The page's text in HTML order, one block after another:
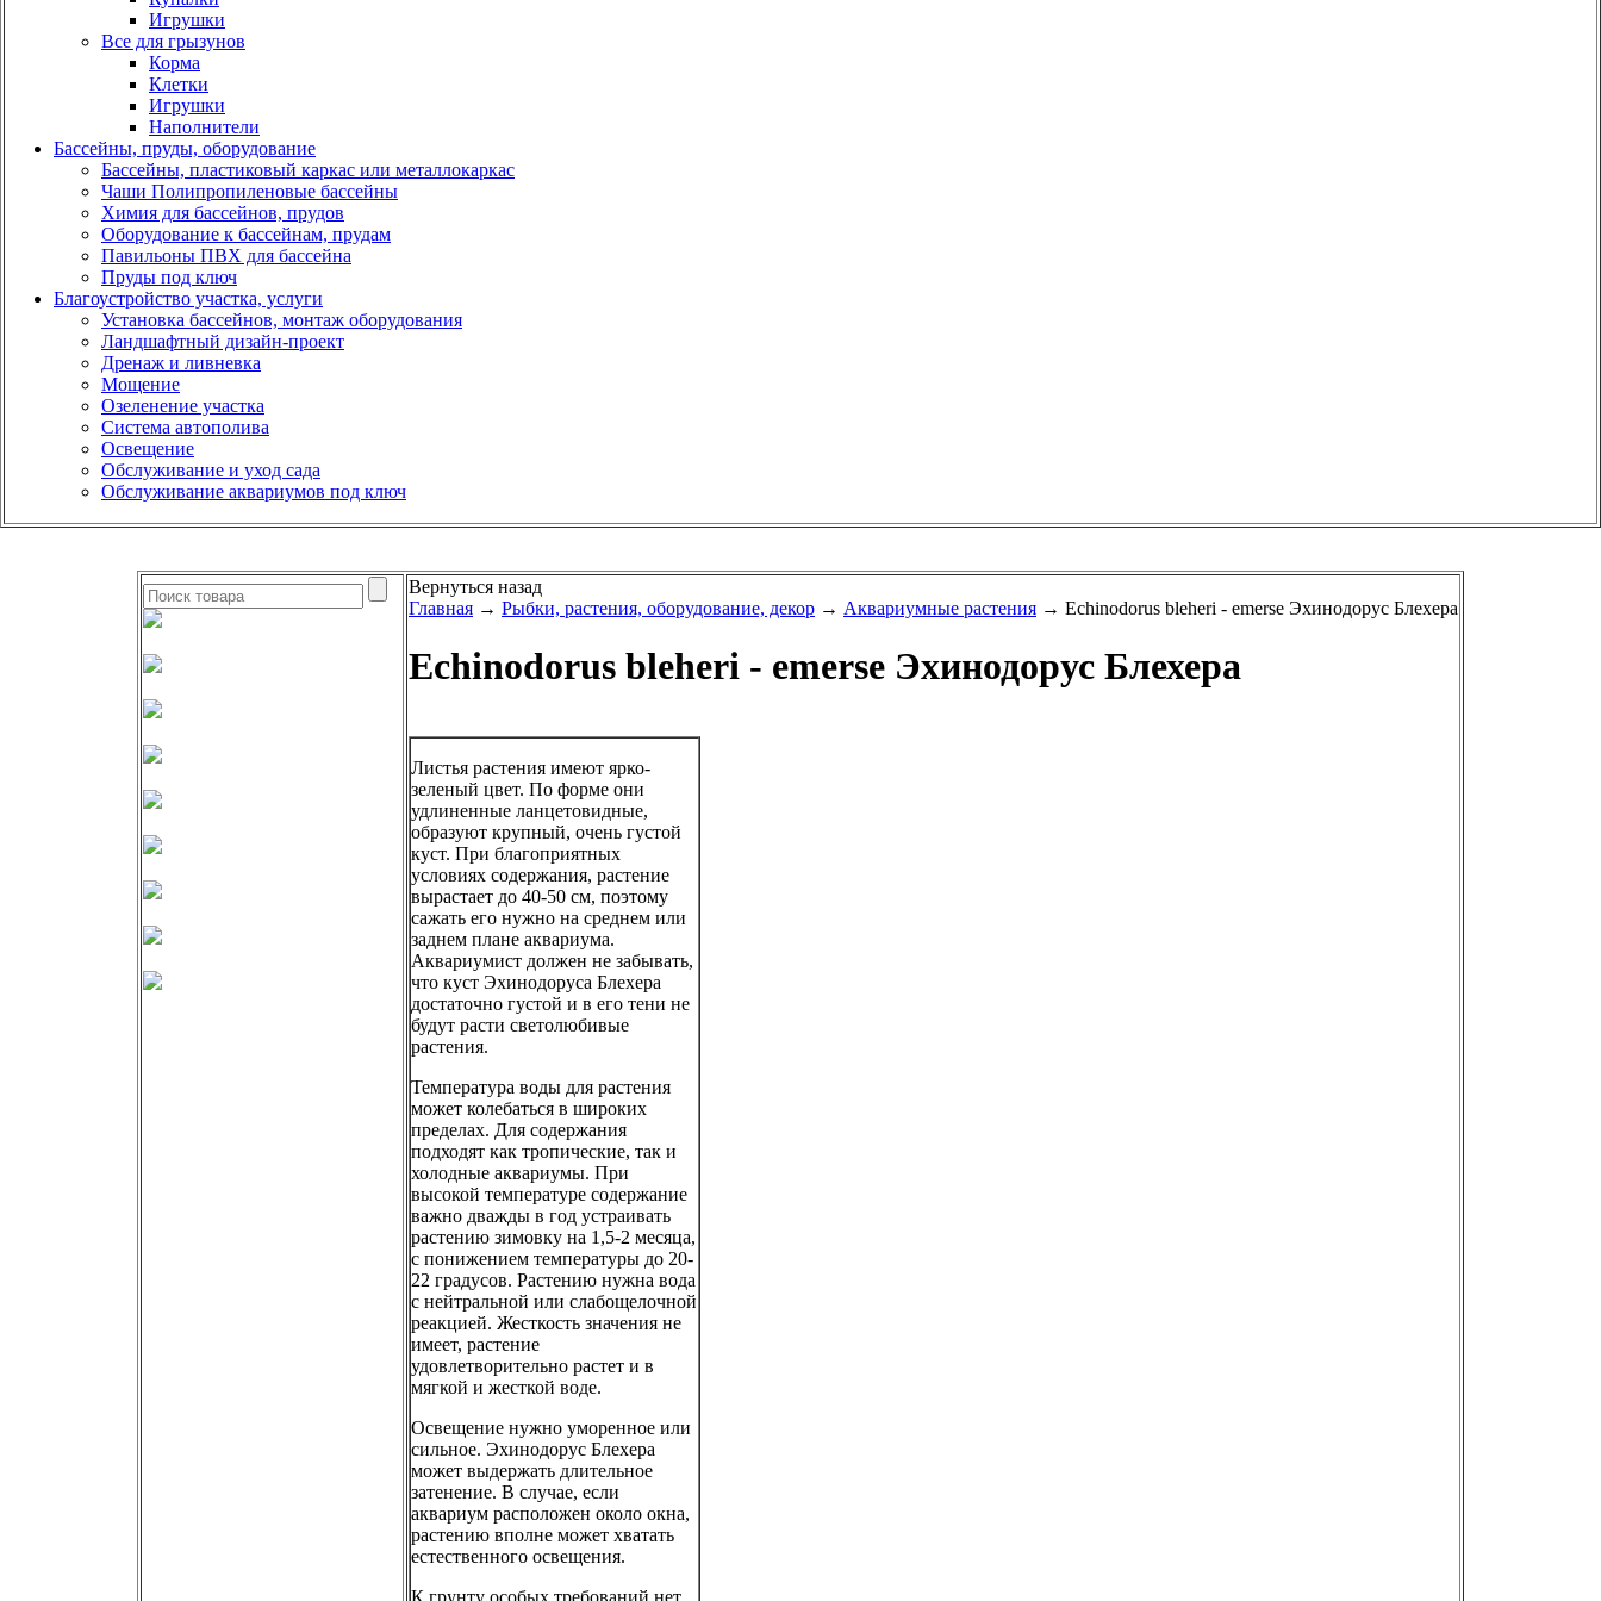
Игрушки
Все для грызунов
Корма
Клетки
Игрушки
Наполнители
Бассейны, пруды, оборудование
Бассейны, пластиковый каркас или металлокаркас
Чаши Полипропиленовые бассейны
Химия для бассейнов, прудов
Оборудование к бассейнам, прудам
Павильоны ПВХ для бассейна
Пруды под ключ
Благоустройство участка, услуги
Установка бассейнов, монтаж оборудования
Ландшафтный дизайн-проект
Дренаж и ливневка
Мощение
Озеленение участка
Система автополива
Освещение
Обслуживание и уход сада
Обслуживание аквариумов под ключ
Вернуться назад
Главная → Рыбки, растения, оборудование, декор → Аквариумные растения → Echinodorus bleheri - emerse Эхинодорус Блехера
Echinodorus bleheri - emerse Эхинодорус Блехера
Листья растения имеют ярко-
зеленый цвет. По форме они
удлиненные ланцетовидные,
образуют крупный, очень густой
куст. При благоприятных
условиях содержания, растение
вырастает до 40-50 см, поэтому
сажать его нужно на среднем или
заднем плане аквариума.
Аквариумист должен не забывать,
что куст Эхинодоруса Блехера
достаточно густой и в его тени не
будут расти светолюбивые
растения.
Температура воды для растения
может колебаться в широких
пределах. Для содержания
подходят как тропические, так и
холодные аквариумы. При
высокой температуре содержание
важно дважды в год устраивать
растению зимовку на 1,5-2 месяца,
с понижением температуры до 20-
22 градусов. Растению нужна вода
с нейтральной или слабощелочной
реакцией. Жесткость значения не
имеет, растение
удовлетворительно растет и в
мягкой и жесткой воде.
Освещение нужно уморенное или
сильное. Эхинодорус Блехера
может выдержать длительное
затенение. В случае, если
аквариум расположен около окна,
растению вполне может хватать
естественного освещения.
К грунту особых требований нет.